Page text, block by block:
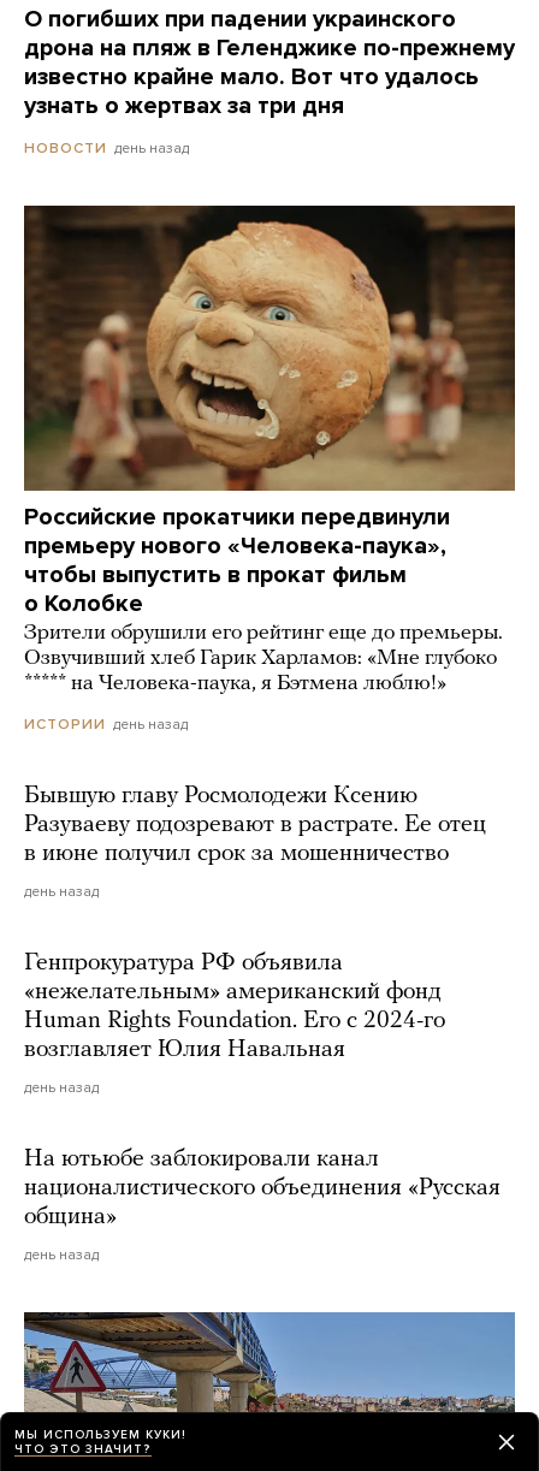
О погибших при падении украинского
дрона на пляж в Геленджике по-прежнему
известно крайне мало. Вот что удалось
узнать о жертвах за три дня
НОВОСТИ день назад
Российские прокатчики передвинули
премьеру нового «Человека-паука»,
чтобы выпустить в прокат фильм
о Колобке
Зрители обрушили его рейтинг еще до премьеры.
Озвучивший хлеб Гарик Харламов: «Мне глубоко
***** на Человека-паука, я Бэтмена люблю!»
ИСТОРИИ день назад
Бывшую главу Росмолодежи Ксению
Разуваеву подозревают в растрате. Ее отец
в июне получил срок за мошенничество
день назад
Генпрокуратура РФ объявила
«нежелательным» американский фонд
Human Rights Foundation. Его с 2024-го
возглавляет Юлия Навальная
день назад
На ютьюбе заблокировали канал
националистического объединения «Русская
община»
день назад
МЫ ИСПОЛЬЗУЕМ КУКИ!
ЧТО ЭТО ЗНАЧИТ?